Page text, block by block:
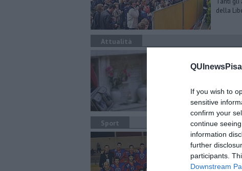
If you wish to
sensitive
confirm your
continue
information
further
participants.
Downstream
della
Attualità
Sport
Bad
La